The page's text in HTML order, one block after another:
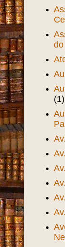
(1)